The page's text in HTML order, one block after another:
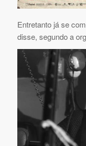
Entretanto já se
disse, segundo a